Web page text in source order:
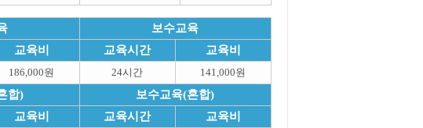
보수교육
교육비 교육시간 교육비
186,000원 24시간 141,000원
합)
보수교육(혼합)
교육비 교육시간 교육비